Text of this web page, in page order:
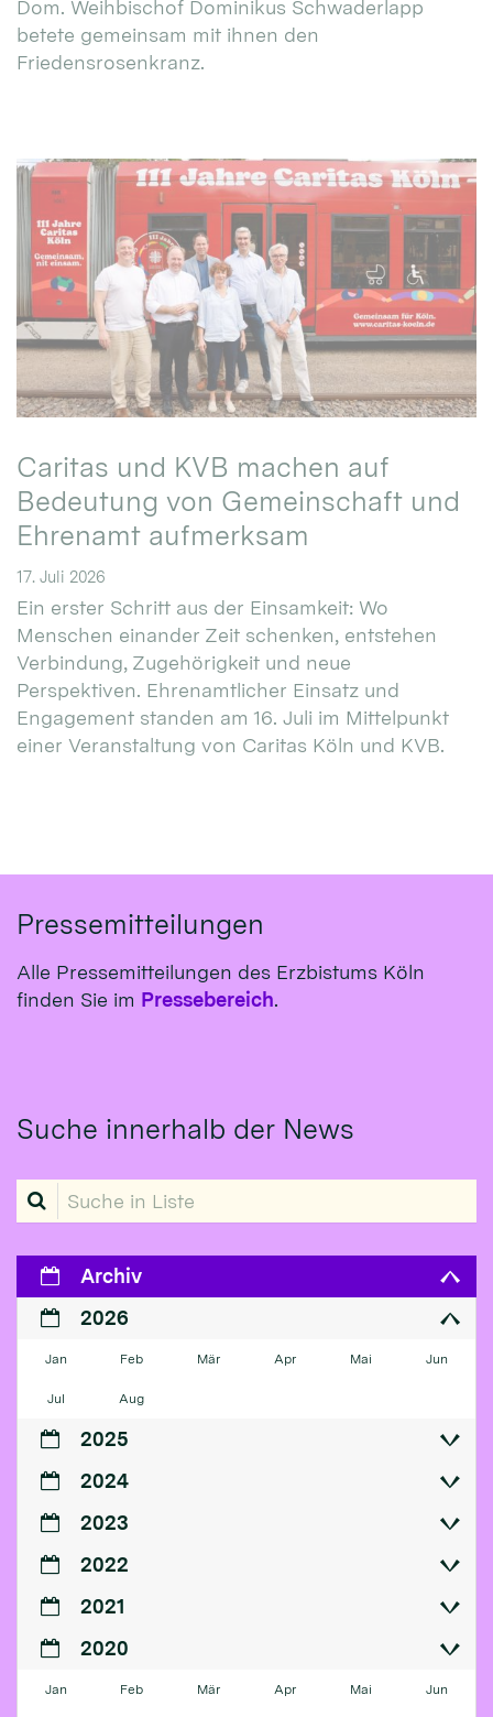
Dom. Weihbischof Dominikus Schwaderlapp
betete gemeinsam mit ihnen den
Friedensrosenkranz.
Caritas und KVB machen auf
Bedeutung von Gemeinschaft und
Ehrenamt aufmerksam
17. Juli 2026
Ein erster Schritt aus der Einsamkeit: Wo
Menschen einander Zeit schenken, entstehen
Verbindung, Zugehörigkeit und neue
Perspektiven. Ehrenamtlicher Einsatz und
Engagement standen am 16. Juli im Mittelpunkt
einer Veranstaltung von Caritas Köln und KVB.
Pressemitteilungen
Alle Pressemitteilungen des Erzbistums Köln
finden Sie im Pressebereich.
Suche innerhalb der News
Suche in Liste
Archiv
2026
Jan Feb Mär Apr Mai Jun
Jul Aug
2025
2024
2023
2022
2021
2020
Jan Feb Mär Apr Mai Jun